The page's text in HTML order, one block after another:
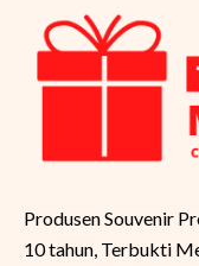
Produsen Souvenir
10 tahun, Terbukti